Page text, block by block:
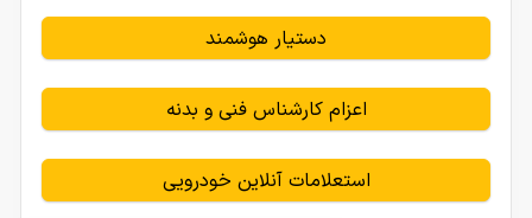
دستیار هوشمند
اعزام کارشناس فنی و بدنه
استعلامات آنلاین خودرویی